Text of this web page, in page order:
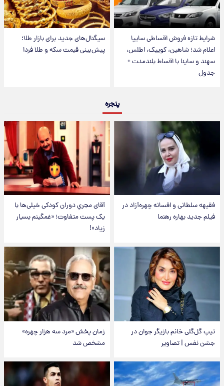
شرایط تازه فروش اقساطی سایپا
اعلام شد؛ شاهین، کوییک، اطلس،
سهند و ساینا با اقساط بلندمدت +
جدول
سیگنال‌های جدید برای بازار طلا؛
پیش‌بینی قیمت سکه و طلا فردا
پنجره
فقیهه سلطانی و افسانه چهره‌آزاد در
فیلم جدید بهاره رهنما
آقای مجریِ دوران کودکی خیلی‌ها با
یک پست متفاوت؛ «غمگینم بسیار
زیاد»!
تیپ گل‌گلی خانم بازیگر جوان در
جشن نفس | تصاویر
زمان پخش «مرد سه هزار چهره»
مشخص شد